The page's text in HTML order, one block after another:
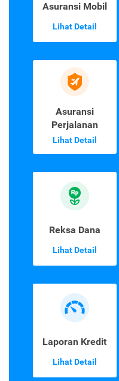
Asuransi Mobil
Lihat Detail
Asuransi
Perjalanan
Lihat Detail
Reksa Dana
Lihat Detail
Laporan Kredit
Lihat Detail